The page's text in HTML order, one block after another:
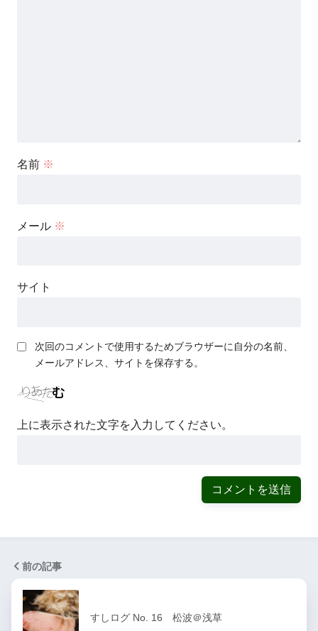
名前 ※
メール ※
サイト
次回のコメントで使用するためブラウザーに自分の名前、
メールアドレス、サイトを保存する。
上に表示された文字を入力してください。
前の記事
すしログ No. 16 松波＠浅草